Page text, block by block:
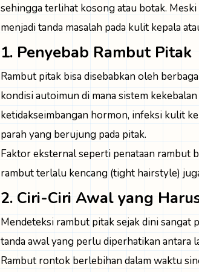
sehingga terlihat kosong atau botak.
menjadi tanda masalah pada kulit kepala
1. Penyebab Rambut Pitak
Rambut pitak bisa disebabkan oleh
kondisi autoimun di mana sistem
ketidakseimbangan hormon, infeksi kulit
parah yang berujung pada pitak.
Faktor eksternal seperti penataan rambut
rambut terlalu kencang (tight hairstyle)
2. Ciri-Ciri Awal yang
Mendeteksi rambut pitak sejak dini
tanda awal yang perlu diperhatikan antara
Rambut rontok berlebihan dalam waktu